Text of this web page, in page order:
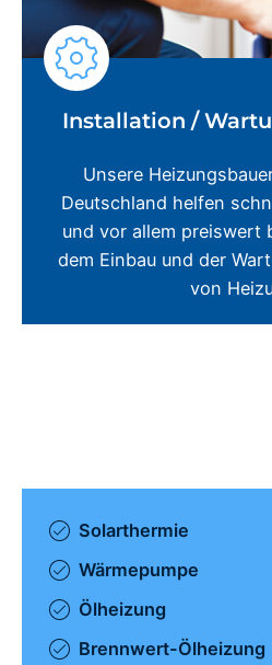
Installation /
Unsere
Deutschland helfen
und vor allem preiswert
dem Einbau und der
von
Solarthermie
Wärmepumpe
Ölheizung
Brennwert-Ölheizung